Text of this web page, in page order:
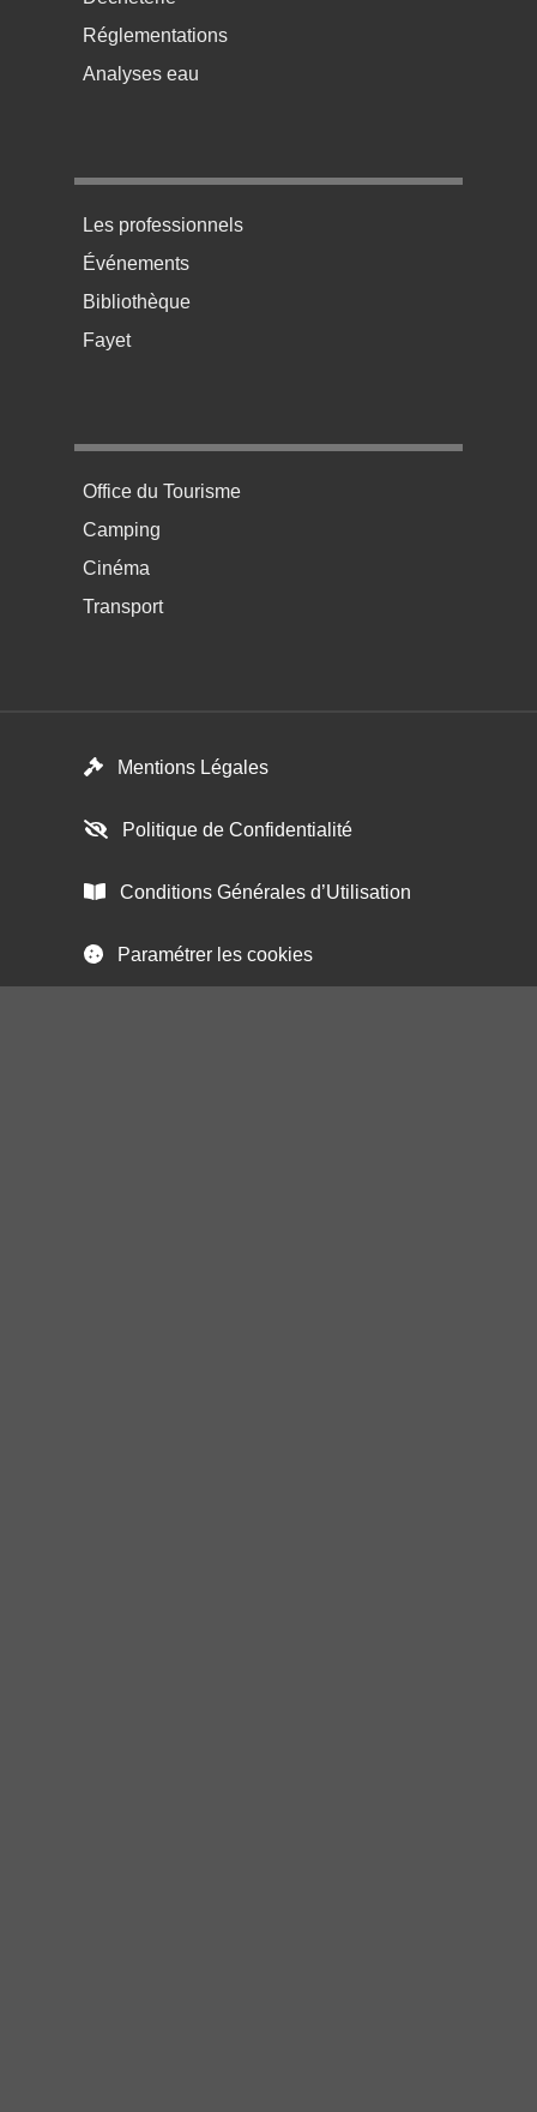
Réglementations
Analyses eau
Menu pratique bas de page 3
Les professionnels
Événements
Bibliothèque
Fayet
Menu pratique bas de page 4
Office du Tourisme
Camping
Cinéma
Transport
Mentions Légales
Politique de Confidentialité
Conditions Générales d’Utilisation
Paramétrer les cookies